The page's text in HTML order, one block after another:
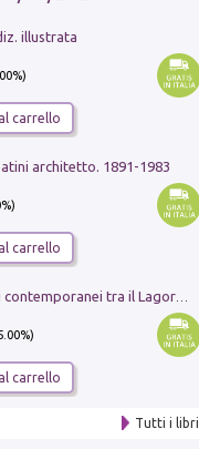
illustrata
carrello
architetto. 1891-1983
carrello
Pastori. Sguardi contemporanei tra il Lagorai e la pianura. Ediz. illustrata
carrello
Tutti i libri